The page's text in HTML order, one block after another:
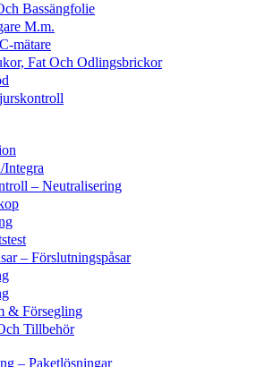
Bassängfolie
M.m.
mätare
Fat Och Odlingsbrickor
Integra
– Neutralisering
– Förslutningspåsar
& Försegling
Tillbehör
– Paketlösningar